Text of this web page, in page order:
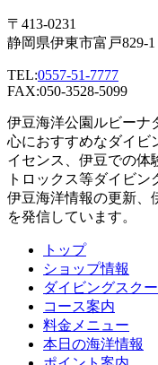
〒413-0231
静岡県伊東市富戸829-1
TEL:0557-51-7777
FAX:050-3528-5099
伊豆海洋公園ルビーナ
心におすすめなダイビ
イセンス、伊豆での体
トロックス等ダイビ
伊豆海洋情報の更新、
を発信しています。
トップ
ショップ情報
ダイビングスク
コース案内
料金メニュー
本日の海洋情報